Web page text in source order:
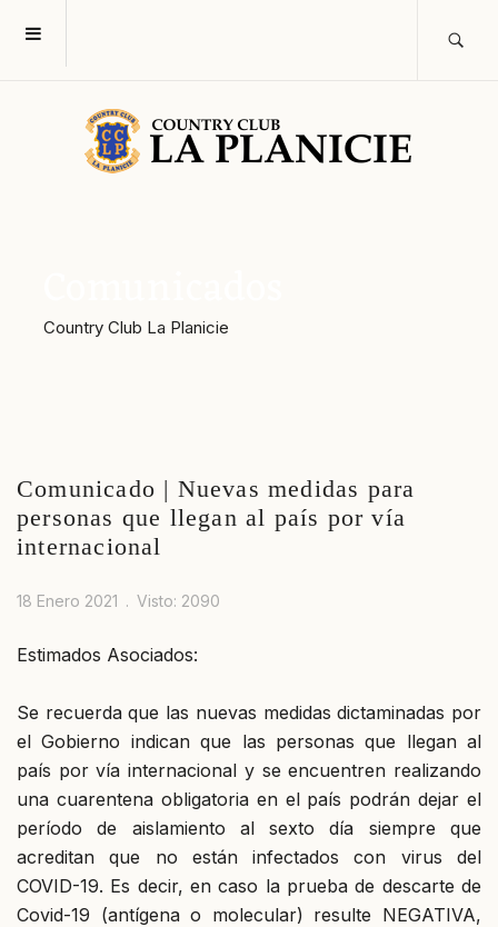
Country Club La Planicie
Comunicado | Nuevas medidas para
personas que llegan al país por vía
internacional
18 Enero 2021 Visto: 2090
Estimados Asociados:
Se recuerda que las nuevas medidas dictaminadas por
el Gobierno indican que las personas que llegan al
país por vía internacional y se encuentren realizando
una cuarentena obligatoria en el país podrán dejar el
período de aislamiento al sexto día siempre que
acreditan que no están infectados con virus del
COVID-19. Es decir, en caso la prueba de descarte de
Covid-19 (antígena o molecular) resulte NEGATIVA,